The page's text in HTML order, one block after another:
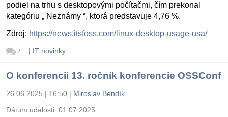
podiel na trhu s desktopovými počítačmi, čím prekonal
kategóriu „ Neznámy “, ktorá predstavuje 4,76 %.
Zdroj: https://news.itsfoss.com/linux-desktop-usage-usa/
2 | IT novinky
O konferencii 13. ročník konferencie OSSConf
26.06.2025 | 16:50 | Miroslav Bendík
Dátum udalosti: 01.07.2025